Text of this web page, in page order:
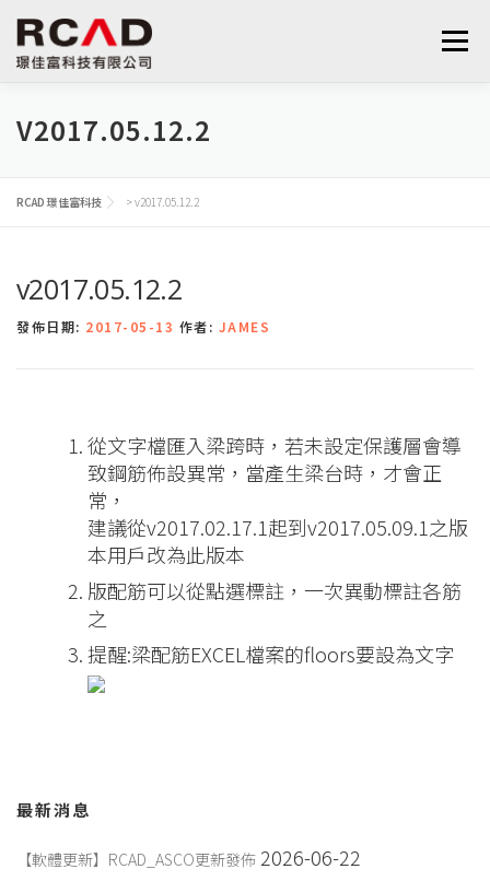
跳
至
主
內
選單
最新消息 軟體產品
支援與學習 關於我們
V2017.05.12.2
RCAD 璟佳富科技 >v2017.05.12.2
v2017.05.12.2
發佈日期: 2017-05-13 作者: JAMES
從文字檔匯入梁跨時，若未設定保護層會導
致鋼筋佈設異常，當產生梁台時，才會正
常，
建議從v2017.02.17.1起到v2017.05.09.1之版
本用戶改為此版本
版配筋可以從點選標註，一次異動標註各筋
之
提醒:梁配筋EXCEL檔案的floors要設為文字
最新消息
【軟體更新】RCAD_ASCO更新發佈 2026-06-22